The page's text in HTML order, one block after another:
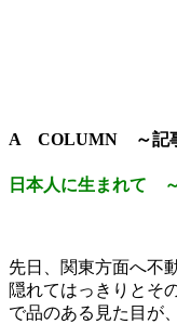
A COLUMN ～記
日本人に生まれて
先日、関東方面へ不
隠れてはっきりとそ
で品のある見た目が